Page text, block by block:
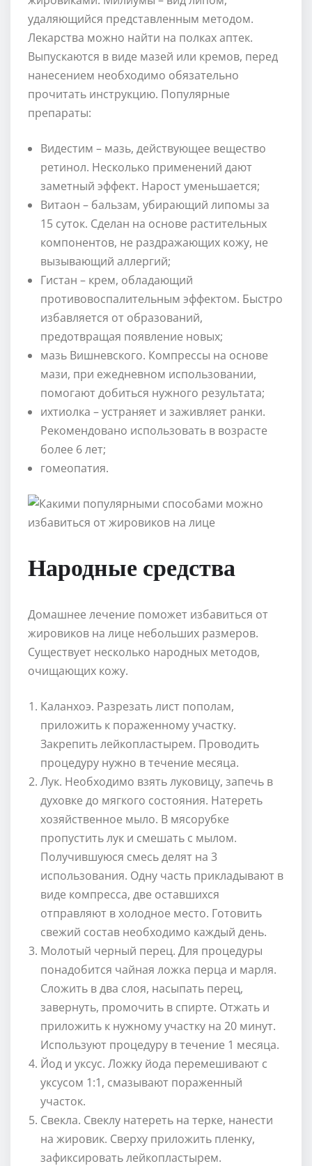
удаляющийся представленным методом.
Лекарства можно найти на полках аптек.
Выпускаются в виде мазей или кремов, перед
нанесением необходимо обязательно
прочитать инструкцию. Популярные
препараты:
Видестим – мазь, действующее вещество
ретинол. Несколько применений дают
заметный эффект. Нарост уменьшается;
Витаон – бальзам, убирающий липомы за
15 суток. Сделан на основе растительных
компонентов, не раздражающих кожу, не
вызывающий аллергий;
Гистан – крем, обладающий
противовоспалительным эффектом. Быстро
избавляется от образований,
предотвращая появление новых;
мазь Вишневского. Компрессы на основе
мази, при ежедневном использовании,
помогают добиться нужного результата;
ихтиолка – устраняет и заживляет ранки.
Рекомендовано использовать в возрасте
более 6 лет;
гомеопатия.
Народные средства
Домашнее лечение поможет избавиться от
жировиков на лице небольших размеров.
Существует несколько народных методов,
очищающих кожу.
Каланхоэ. Разрезать лист пополам,
приложить к пораженному участку.
Закрепить лейкопластырем. Проводить
процедуру нужно в течение месяца.
Лук. Необходимо взять луковицу, запечь в
духовке до мягкого состояния. Натереть
хозяйственное мыло. В мясорубке
пропустить лук и смешать с мылом.
Получившуюся смесь делят на 3
использования. Одну часть прикладывают в
виде компресса, две оставшихся
отправляют в холодное место. Готовить
свежий состав необходимо каждый день.
Молотый черный перец. Для процедуры
понадобится чайная ложка перца и марля.
Сложить в два слоя, насыпать перец,
завернуть, промочить в спирте. Отжать и
приложить к нужному участку на 20 минут.
Используют процедуру в течение 1 месяца.
Йод и уксус. Ложку йода перемешивают с
уксусом 1:1, смазывают пораженный
участок.
Свекла. Свеклу натереть на терке, нанести
на жировик. Сверху приложить пленку,
зафиксировать лейкопластырем.